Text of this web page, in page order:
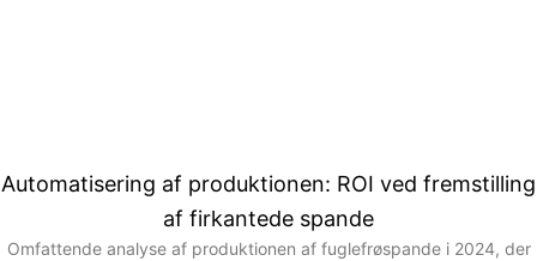
Automatisering af produktionen: ROI ved fremstilling
af firkantede spande
Omfattende analyse af produktionen af fuglefrøspande i 2024, der